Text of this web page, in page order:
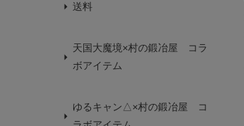
送料
天国大魔境×村の鍛冶屋 コラ
ボアイテム
ゆるキャン△×村の鍛冶屋 コ